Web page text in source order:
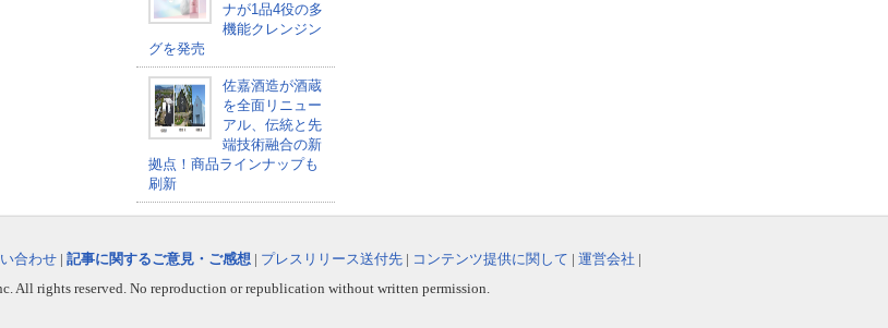
ナが1品4役の多
機能クレンジン
グを発売
佐嘉酒造が酒蔵
を全面リニュー
アル、伝統と先
端技術融合の新
拠点！商品ラインナップも
刷新
合わせ | 記事に関するご意見・ご感想 | プレスリリース送付先 | コンテンツ提供に関して | 運営会社 |
All rights reserved. No reproduction or republication without written permission.